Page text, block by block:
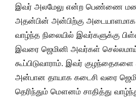
இவர் அலமேலு என்ற பெண்ணை
அதன்பின் அன்பிற்கு
வாழ்ந்த நிலையில் இவர்களுக்கு
இவரை ஜெமினி அவர்கள் செல்லமாய்
கூப்பிடுவாராம். இவர்
அன்பான தாயாக கடைசி வரை
தெரிந்தும் மௌனம் சாதித்து